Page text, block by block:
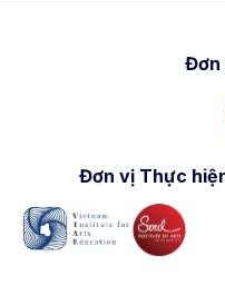
Đơn
Đơn vị Thực